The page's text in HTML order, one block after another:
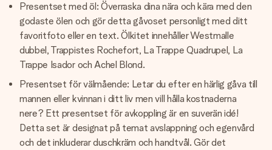
Presentset med öl: Överraska dina nära och kära med den
godaste ölen och gör detta gåvoset personligt med ditt
favoritfoto eller en text. Ölkitet innehåller Westmalle
dubbel, Trappistes Rochefort, La Trappe Quadrupel, La
Trappe Isador och Achel Blond.
Presentset för välmående: Letar du efter en härlig gåva till
mannen eller kvinnan i ditt liv men vill hålla kostnaderna
nere? Ett presentset för avkoppling är en suverän idé!
Detta set är designat på temat avslappning och egenvård
och det inkluderar duschkräm och handtvål. Gör det